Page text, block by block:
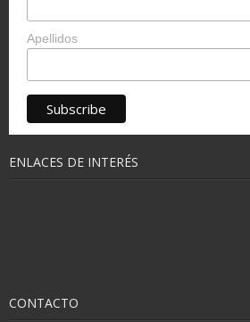
Apellidos
ENLACES DE INTERÉS
CONTACTO